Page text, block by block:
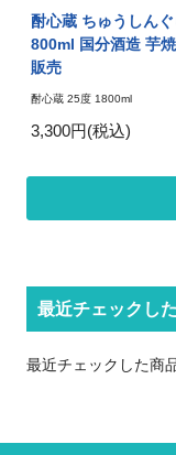
酎心蔵 ちゅうしん
800ml 国分酒造 芋
販売
酎心蔵 25度 1800ml
3,300円(税込)
最近チェックし
最近チェックした商